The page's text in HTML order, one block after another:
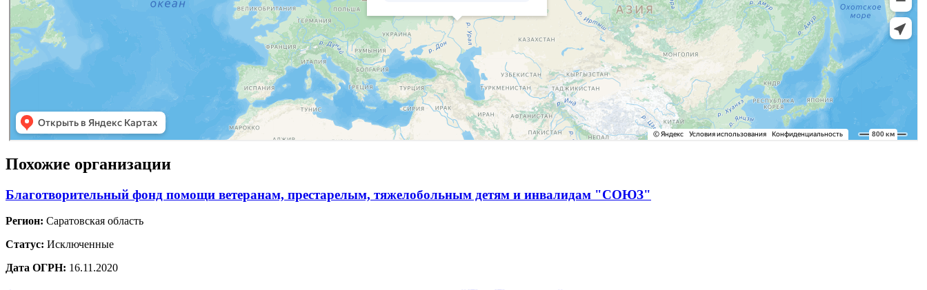
Похожие организации
Благотворительный фонд помощи ветеранам, престарелым, тяжелобольным детям и инвалидам "СОЮЗ"
Регион: Саратовская область
Статус: Исключенные
Дата ОГРН: 16.11.2020